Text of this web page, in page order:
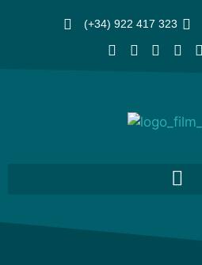
(+34) 922 417 323